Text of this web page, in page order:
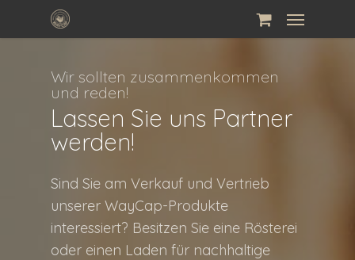
Menu
Wir sollten zusammenkommen
und reden!
Lassen Sie uns Partner
werden!
Sind Sie am Verkauf und Vertrieb
unserer WayCap-Produkte
interessiert? Besitzen Sie eine Rösterei
oder einen Laden für nachhaltige